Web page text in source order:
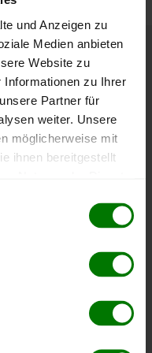
und Anzeigen zu
Medien anbieten
Website zu
Informationen zu Ihrer
Partner für
weiter. Unsere
möglicherweise mit
ihnen bereitgestellt
der
Tiefststände der
. Das dazugehörige
412,79 €